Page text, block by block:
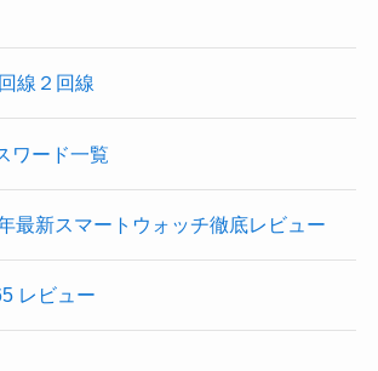
線２回線
ワード一覧
最新スマートウォッチ徹底レビュー
レビュー